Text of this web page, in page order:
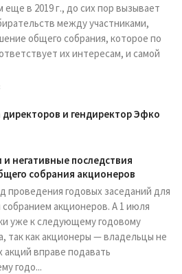
в 2019 г., до сих пор вызывает
между участниками,
общего собрания, которое по
их интересам, и самой
и гендиректор Эфко
негативные последствия
собрания акционеров
проведения годовых заседаний для
акционеров. А 1 июля
уже к следующему годовому
так как акционеры — владельцы не
вправе подавать
годо...